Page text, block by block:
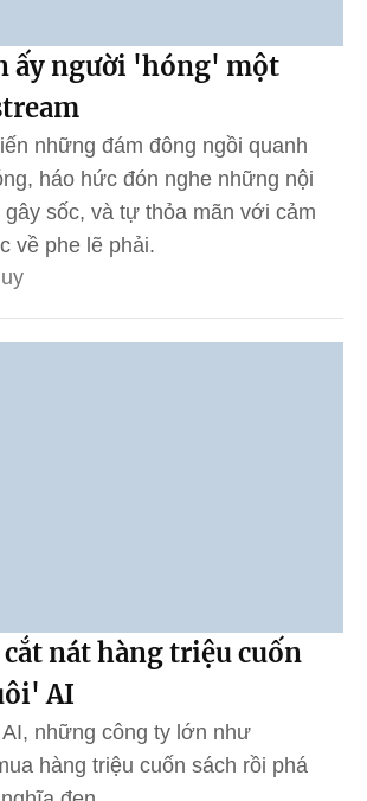
ấy người 'hóng' một
những đám đông ngồi quanh
háo hức đón nghe những nội
sốc, và tự thỏa mãn với cảm
về phe lẽ phải.
nát hàng triệu cuốn
AI
những công ty lớn như
hàng triệu cuốn sách rồi phá